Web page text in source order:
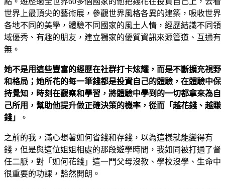
世界上最頂尖的藝術展，參觀世界風格各異的建築，吸收世界
各地不同的美學，體驗不同國家的風土人情，經歷結識不同領
域優秀、有趣的朋友，建立獨家的優質資訊來源管道、互通有
無。
她不是用這些豐富的經歷在社群打卡炫耀，而是不斷擴充視野
和格局；她所花的每一筆錢都是投資自己的體驗，在體驗中保
持覺知，時刻在觀察和學習，將體驗中學到的一切都拿來為自
己所用，幫助他提升做正確決策的機率，從而「越花錢、越賺
錢」
。
之前的我，滿心想著如何省錢和存錢，以為這樣就能變得有
錢，但是與這位姐姐相處的那段遊學時間，我如同被打通了督
任二脈，對「如何花錢」這一門父母沒教、學校沒學、生命中
很重要的功課，豁然開朗。